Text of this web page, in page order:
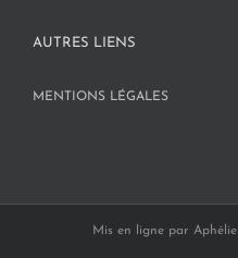
AUTRES LIENS
MENTIONS LÉGALES
Mis en ligne par Aphélie